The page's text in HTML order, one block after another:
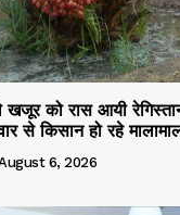
को रास आयी
से किसान हो रहे
6, 2026